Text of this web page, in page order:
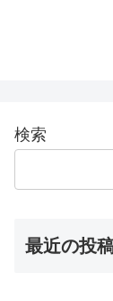
検索
最近の投